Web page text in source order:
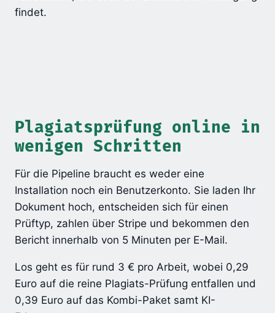
findet.
Plagiatsprüfung online in
wenigen Schritten
Für die Pipeline braucht es weder eine
Installation noch ein Benutzerkonto. Sie laden Ihr
Dokument hoch, entscheiden sich für einen
Prüftyp, zahlen über Stripe und bekommen den
Bericht innerhalb von 5 Minuten per E-Mail.
Los geht es für rund 3 € pro Arbeit, wobei 0,29
Euro auf die reine Plagiats-Prüfung entfallen und
0,39 Euro auf das Kombi-Paket samt KI-